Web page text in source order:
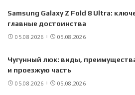
Samsung Galaxy Z Fold 8 Ultra:
главные достоинства
05.08.2026 05.08.2026
Чугунный люк: виды,
и проезжую часть
05.08.2026 05.08.2026